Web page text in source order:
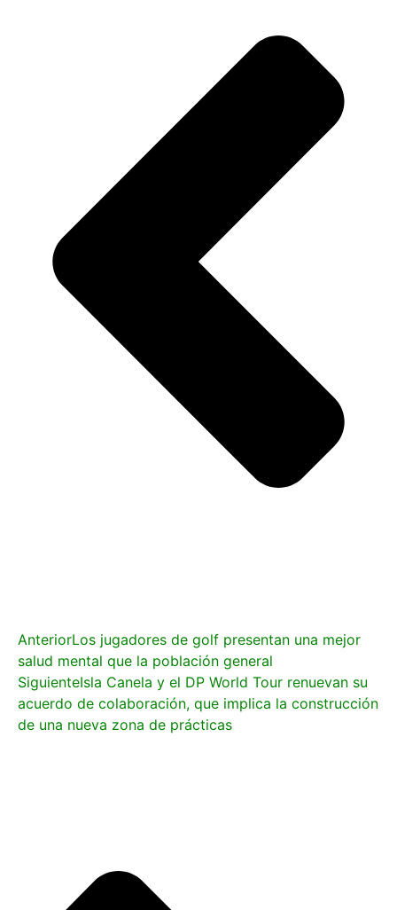
AnteriorLos jugadores de golf presentan una mejor
salud mental que la población general
SiguienteIsla Canela y el DP World Tour renuevan su
acuerdo de colaboración, que implica la construcción
de una nueva zona de prácticas